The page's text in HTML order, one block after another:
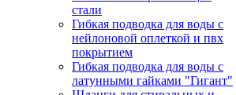
стали
Гибкая подводка для воды с
нейлоновой оплеткой и пвх
покрытием
Гибкая подводка для воды с
латунными гайками "Гигант"